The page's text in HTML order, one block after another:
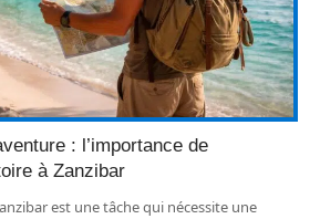
: l’importance de
à Zanzibar
est une tâche qui nécessite une